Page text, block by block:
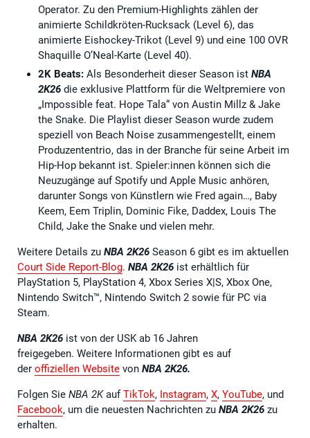
Operator. Zu den Premium-Highlights zählen der
animierte Schildkröten-Rucksack (Level 6), das
animierte Eishockey-Trikot (Level 9) und eine 100 OVR
Shaquille O’Neal-Karte (Level 40).
2K Beats: Als Besonderheit dieser Season ist NBA
2K26 die exklusive Plattform für die Weltpremiere von
„Impossible feat. Hope Tala“ von Austin Millz & Jake
the Snake. Die Playlist dieser Season wurde zudem
speziell von Beach Noise zusammengestellt, einem
Produzententrio, das in der Branche für seine Arbeit im
Hip-Hop bekannt ist. Spieler:innen können sich die
Neuzugänge auf Spotify und Apple Music anhören,
darunter Songs von Künstlern wie Fred again…, Baby
Keem, Eem Triplin, Dominic Fike, Daddex, Louis The
Child, Jake the Snake und vielen mehr.
Weitere Details zu NBA 2K26 Season 6 gibt es im aktuellen
Court Side Report-Blog. NBA 2K26 ist erhältlich für
PlayStation 5, PlayStation 4, Xbox Series X|S, Xbox One,
Nintendo Switch™, Nintendo Switch 2 sowie für PC via
Steam.
NBA 2K26 ist von der USK ab 16 Jahren
freigegeben. Weitere Informationen gibt es auf
der offiziellen Website von NBA 2K26.
Folgen Sie NBA 2KaufTikTok, Instagram, X, YouTube, und
Facebook, um die neuesten Nachrichten zu NBA 2K26 zu
erhalten.